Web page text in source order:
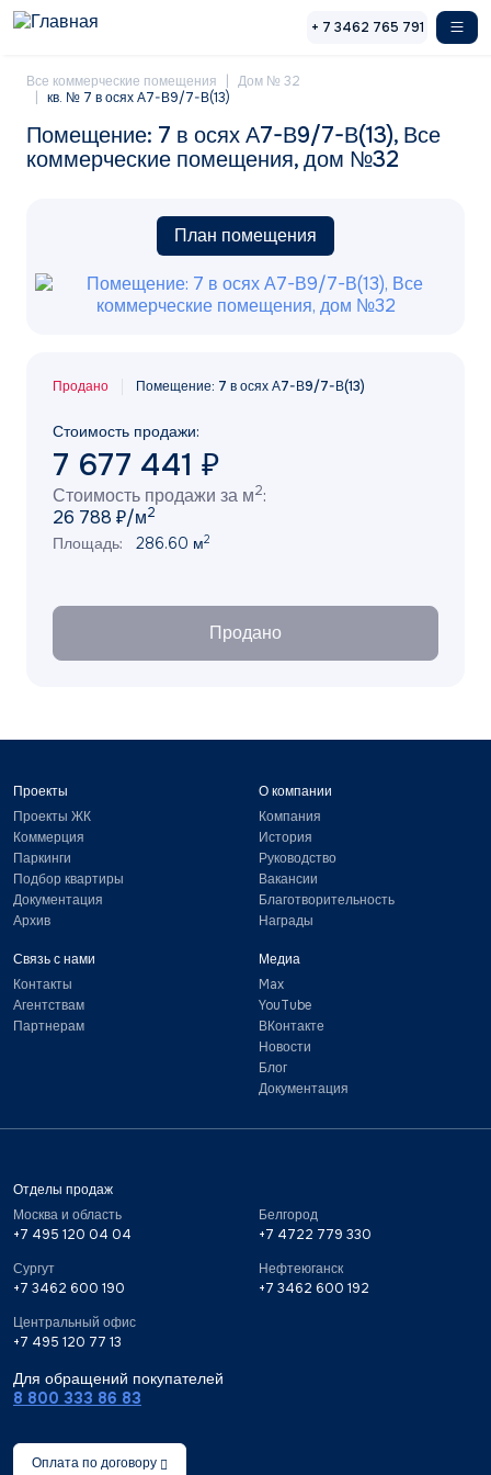
Перейти к основному содержанию
+ 7 3462 765 791
Все коммерческие помещения
Дом № 32
кв. № 7 в осях А7-В9/7-В(13)
Помещение: 7 в осях А7-В9/7-В(13), Все
коммерческие помещения, дом №32
План помещения
Продано Помещение: 7 в осях А7-В9/7-В(13)
Стоимость продажи:
7 677 441 ₽
Стоимость продажи за м2:
26 788 ₽/м2
Площадь: 286.60 м2
Продано
Проекты
Проекты ЖК
Коммерция
Паркинги
Подбор квартиры
Документация
Архив
О компании
Компания
История
Руководство
Вакансии
Благотворительность
Награды
Связь с нами
Контакты
Агентствам
Партнерам
Медиа
Max
YouTube
ВКонтакте
Новости
Блог
Документация
Отделы продаж
Москва и область
+7 495 120 04 04
Белгород
+7 4722 779 330
Сургут
+7 3462 600 190
Нефтеюганск
+7 3462 600 192
Центральный офис
+7 495 120 77 13
Для обращений покупателей
8 800 333 86 83
Оплата по договору